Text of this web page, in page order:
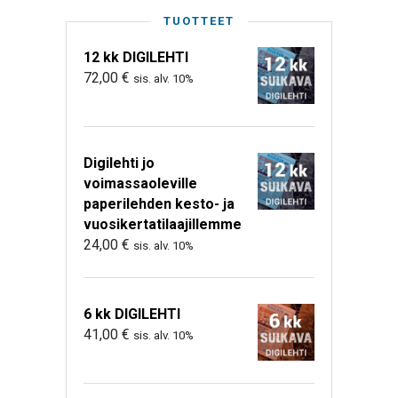
TUOTTEET
12 kk DIGILEHTI
72,00 € sis. alv. 10%
Digilehti jo
voimassaoleville
paperilehden kesto- ja
vuosikertatilaajillemme
24,00 € sis. alv. 10%
6 kk DIGILEHTI
41,00 € sis. alv. 10%